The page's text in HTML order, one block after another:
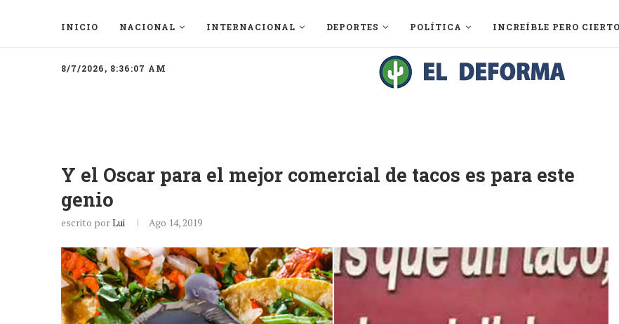
INICIO NACIONAL INTERNACIONAL DEPORTES POLÍTICA INCREÍBLE PERO CIERTO
8/7/2026, 8:36:07 AM
Y el Oscar para el mejor comercial de tacos es para este
genio
escrito porLui Ago 14, 2019